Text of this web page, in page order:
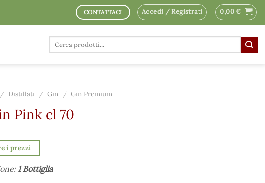
CONTATTACI Accedi / Registrati 0,00€
Cerca:
/ Distillati / Gin / Gin Premium
Pink cl 70
i prezzi
1 Bottiglia